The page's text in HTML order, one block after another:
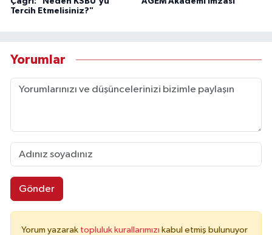
Tercih Etmelisiniz?"
Yorumlar
Gönder
Yorum yazarak topluluk kurallarımızı kabul etmiş bulunuyor